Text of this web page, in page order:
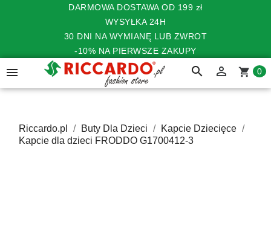
DARMOWA DOSTAWA OD 199 zł
WYSYŁKA 24H
30 DNI NA WYMIANĘ LUB ZWROT
-10% NA PIERWSZE ZAKUPY
 search  shopping_cart 0
Riccardo.pl Buty Dla Dzieci
Kapcie Dziecięce
Kapcie dla dzieci FRODDO G1700412-3